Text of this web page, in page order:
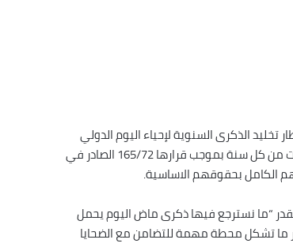
الذكرى السنوية لإحياء اليوم الدولي
لضحايا الإرهاب وإجلالهم؛ الذي قررته الجمعية العامة للأمم المتحدة في يوم 21 غشت من كل سنة بموجب قرارها 165/72 الصادر في
“ما نسترجع فيها ذكرى ماض اليوم يحمل
ما تشكل محطة مهمة للتضامن مع الضحايا